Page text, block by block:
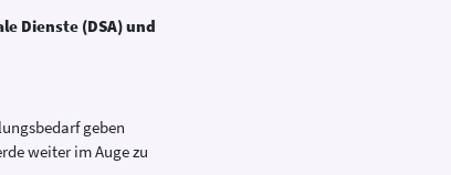
Dienste (DSA) und
geben
weiter im Auge zu